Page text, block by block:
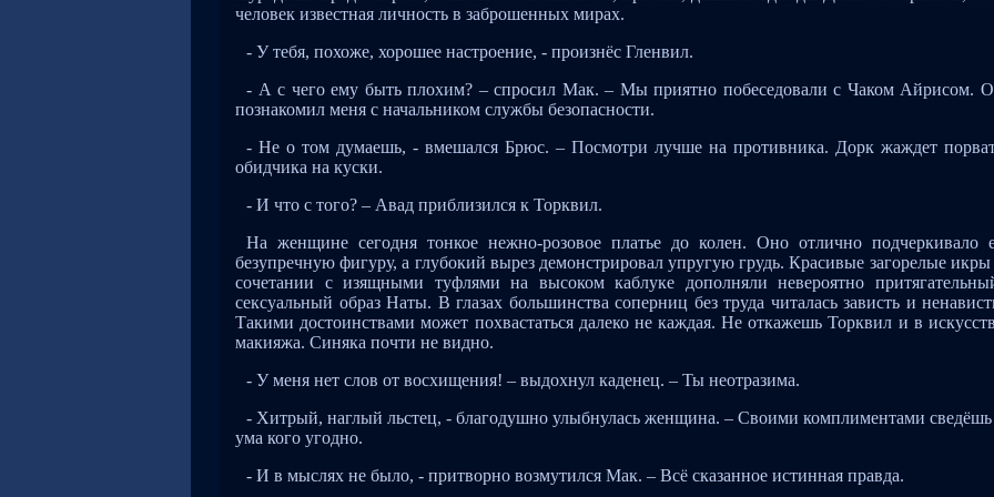
человек известная личность в заброшенных мирах.
- У тебя, похоже, хорошее настроение, - произнёс Гленвил.
- А с чего ему быть плохим? – спросил Мак. – Мы приятно побеседовали с Чаком Айрисом.
познакомил меня с начальником службы безопасности.
- Не о том думаешь, - вмешался Брюс. – Посмотри лучше на противника. Дорк жаждет
обидчика на куски.
- И что с того? – Авад приблизился к Торквил.
На женщине сегодня тонкое нежно-розовое платье до колен. Оно отлично подчеркивало
безупречную фигуру, а глубокий вырез демонстрировал упругую грудь. Красивые загорелые икры
сочетании с изящными туфлями на высоком каблуке дополняли невероятно
сексуальный образ Наты. В глазах большинства соперниц без труда читалась зависть и
Такими достоинствами может похвастаться далеко не каждая. Не откажешь Торквил и в
макияжа. Синяка почти не видно.
- У меня нет слов от восхищения! – выдохнул каденец. – Ты неотразима.
- Хитрый, наглый льстец, - благодушно улыбнулась женщина. – Своими комплиментами сведёшь
ума кого угодно.
- И в мыслях не было, - притворно возмутился Мак. – Всё сказанное истинная правда.